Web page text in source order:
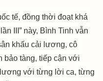
tế, đồng thời đoạt khá
III” này, Bình Tinh vẫn
khấu cải lương, cô
bảo tàng, tiếp cận với
với từng lời ca, từng